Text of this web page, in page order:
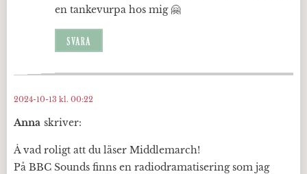
en tankevurpa hos mig 🤗
SVARA
Anna skriver:
2024-10-13 kl. 00:22
Å vad roligt att du läser Middlemarch!
På BBC Sounds finns en radiodramatisering som jag